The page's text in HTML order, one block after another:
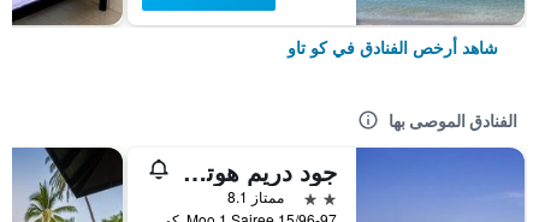
شاهد أرخص الفنادق في كو تاو
الفنادق الموصى بها
جود دريم هوتل - هوستل
2 نجمتين
ممتاز 8.1